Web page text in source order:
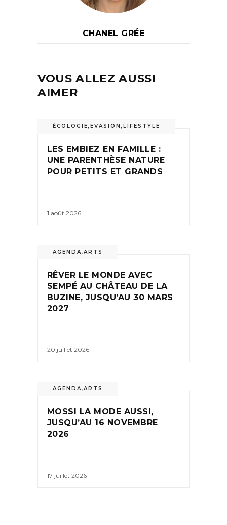
CHANEL GRÉE
VOUS ALLEZ AUSSI
AIMER
ÉCOLOGIE, EVASION , LIFESTYLE
LES EMBIEZ EN FAMILLE :
UNE PARENTHÈSE NATURE
POUR PETITS ET GRANDS
1 août 2026
AGENDA,ARTS
RÊVER LE MONDE AVEC
SEMPÉ AU CHÂTEAU DE LA
BUZINE, JUSQU’AU 30 MARS
2027
20 juillet 2026
AGENDA,ARTS
MOSSI LA MODE AUSSI,
JUSQU’AU 16 NOVEMBRE
2026
17 juillet 2026